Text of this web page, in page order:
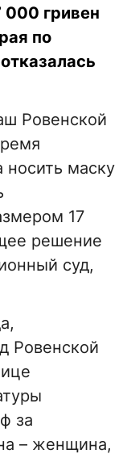
000 гривен
по
Ровенской
носить маску
17
решение
суд,
Ровенской
за
– женщина,